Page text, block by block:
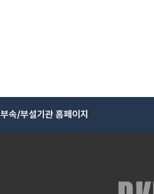
부속/부설기관 홈페이지